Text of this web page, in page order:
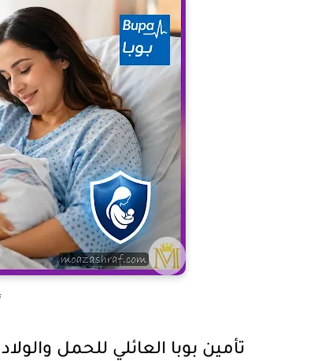
تأمين بوبا العائلي للحمل والولادة 2026: كم تغطي الولادة الطبيعية